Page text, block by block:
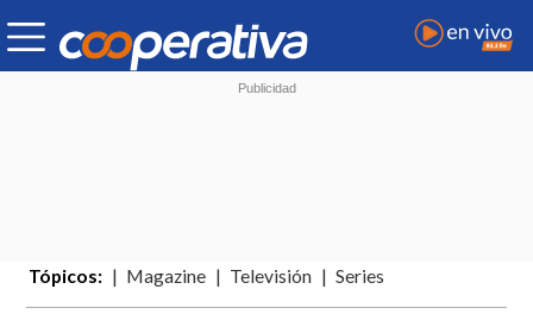
Tópicos: Magazine Televisión Series